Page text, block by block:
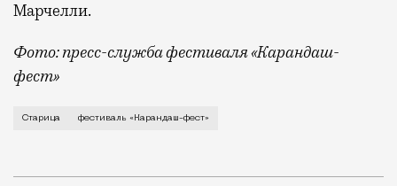
Марчелли.
Фото: пресс-служба фестиваля «Карандаш-
фест»
В минувший уикенд маленькая Старица в
Старица фестиваль «Карандаш-фест»